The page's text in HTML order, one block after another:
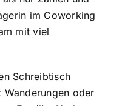
im Coworking
mit viel
Schreibtisch
oder